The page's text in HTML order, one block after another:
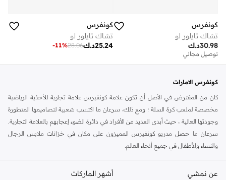
كونفرس
تشاك تايلور لو
د.ك30.98
توصيل مجاني
كونفرس
تشاك تايلور لو
د.ك25.24
28.06
-11%
كونفرس الامارات
كان من المفترض في الأصل أن تكون علامة كونفيرس علامة تجارية للأحذية الرياضية
مخصصة لملعب كرة السلة ؛ ومع ذلك، سرعان ما اكتسب شعبية لتصاميمها المتطورة
وجودتها العالية ، حيث أبدى العديد من الأفراد في دائرة الضوء إعجابهم بالعلامة التجارية.
سرعان ما حصل مدربو كونفيرس المميزون على مكان في خزانات ملابس الرجال
والنساء والأطفال في جميع أنحاء العالم.
تقدم الماركة مجموعة من أحذية السنيكرز الإضافية والتيشرتات والسترات والهوديز
والسويتشيرتات والحقائب الرياضية والقبعات وأغطية الرأس الأخرى. جميعها مثالية
عن نمشي أشهر الماركات